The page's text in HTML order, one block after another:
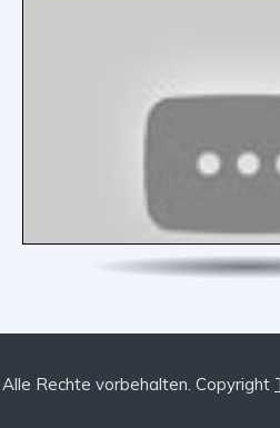
Alle Rechte vorbehalten. Copyright